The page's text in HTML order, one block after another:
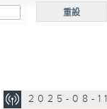
重設
2025-08-11